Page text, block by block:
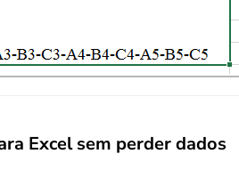
Excel sem perder dados